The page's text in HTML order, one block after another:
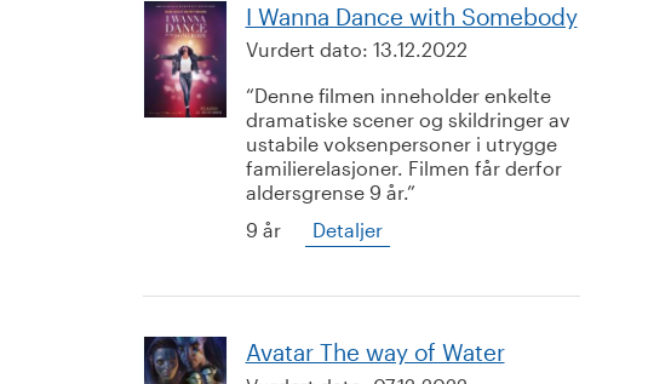
I Wanna Dance with Somebody
Vurdert dato: 13.12.2022
Denne filmen inneholder enkelte
dramatiske scener og skildringer av
ustabile voksenpersoner i utrygge
familierelasjoner. Filmen får derfor
aldersgrense 9 år.
9 år
Detaljer
Avatar The way of Water